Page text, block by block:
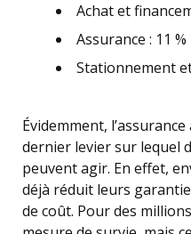
Achat et
Assurance : 11 %
Stationnement
Évidemment,
dernier levier sur lequel
peuvent agir. En effet,
déjà réduit leurs
de coût. Pour des